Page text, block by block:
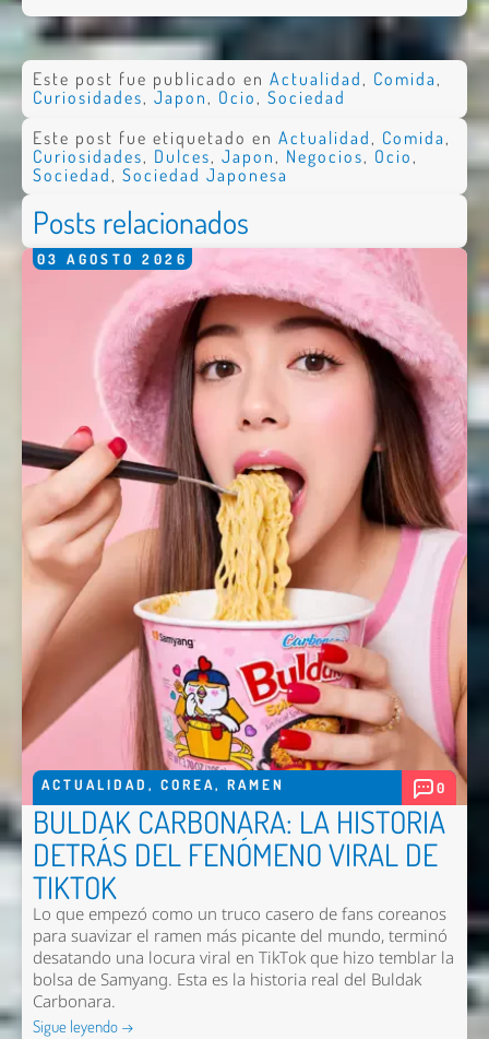
Este post fue publicado en Actualidad, Comida,
Curiosidades, Japon, Ocio, Sociedad
Este post fue etiquetado en Actualidad , Comida ,
Curiosidades, Dulces, Japon , Negocios, Ocio ,
Sociedad , Sociedad Japonesa
Posts relacionados
03 AGOSTO 2026
ACTUALIDAD , COREA, RAMEN 0
BULDAK CARBONARA: LA HISTORIA
DETRÁS DEL FENÓMENO VIRAL DE
TIKTOK
Lo que empezó como un truco casero de fans coreanos
para suavizar el ramen más picante del mundo, terminó
desatando una locura viral en TikTok que hizo temblar la
bolsa de Samyang. Esta es la historia real del Buldak
Carbonara.
Sigue leyendo →
Nombre *
Email *
Comentario *